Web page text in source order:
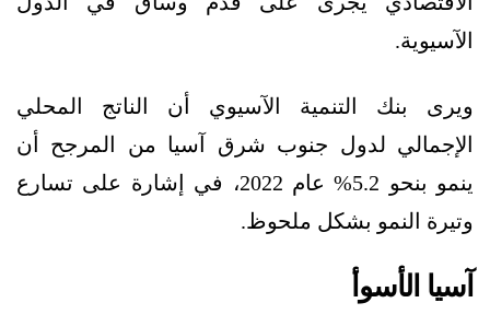
الآسيوية.
ويرى بنك التنمية الآسيوي أن الناتج المحلي
الإجمالي لدول جنوب شرق آسيا من المرجح أن
ينمو بنحو 5.2% عام 2022، في إشارة على تسارع
وتيرة النمو بشكل ملحوظ.
آسيا الأسوأ